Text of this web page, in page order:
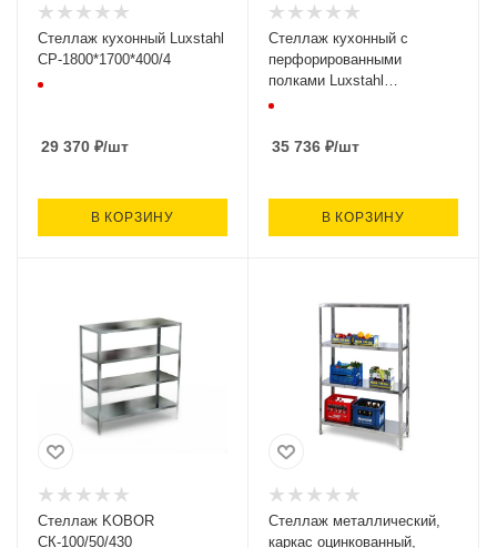
Стеллаж кухонный Luxstahl
СР-1800*1700*400/4
29 370 ₽/шт
В КОРЗИНУ
Стеллаж кухонный с
перфорированными
полками Luxstahl
СРП-1800*1600*500
35 736 ₽/шт
В КОРЗИНУ
Стеллаж KOBOR
СК-100/50/430
Стеллаж металлический,
каркас оцинкованный,